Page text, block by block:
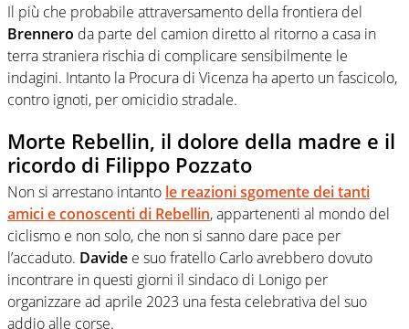
Il più che probabile attraversamento della frontiera del
Brennero da parte del camion diretto al ritorno a casa in
terra straniera rischia di complicare sensibilmente le
indagini. Intanto la Procura di Vicenza ha aperto un fascicolo,
contro ignoti, per omicidio stradale.
Morte Rebellin, il dolore della madre e il
ricordo di Filippo Pozzato
Non si arrestano intanto le reazioni sgomente dei tanti
amici e conoscenti di Rebellin, appartenenti al mondo del
ciclismo e non solo, che non si sanno dare pace per
l’accaduto. Davide e suo fratello Carlo avrebbero dovuto
incontrare in questi giorni il sindaco di Lonigo per
organizzare ad aprile 2023 una festa celebrativa del suo
addio alle corse.